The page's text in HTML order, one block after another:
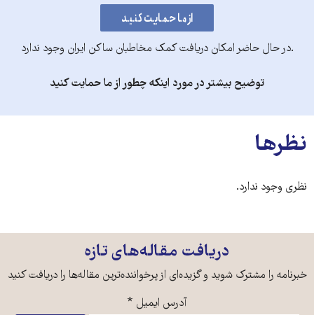
.در حال حاضر امکان دریافت کمک مخاطبان ساکن ایران وجود ندارد
توضیح بیشتر در مورد اینکه چطور از ما حمایت کنید
نظرها
نظری وجود ندارد.
دریافت مقاله‌های تازه
خبرنامه را مشترک شوید و گزیده‌ای از پرخواننده‌ترین مقاله‌ها را دریافت کنید
آدرس ایمیل *